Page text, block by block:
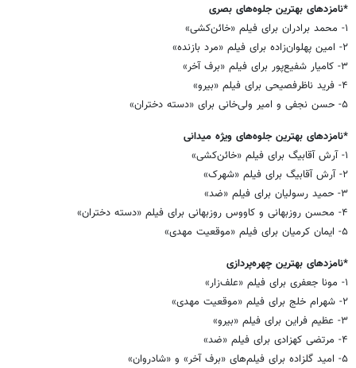
*نامزدهای بهترین جلوه‌های بصری
۱- محمد برادران برای فیلم «خائن‌کشی»
۲- امین پهلوان‌زاده برای فیلم «مرد بازنده»
۳- کامیار شفیع‌پور برای فیلم «برف آخر»
۴- فرید ناظرفصیحی برای فیلم «بیرو»
۵- حسن نجفی و امیر ولی‌خانی برای «دسته دختران»
*نامزدهای بهترین جلوه‌های ویژه میدانی
۱- آرش آقابیگ برای فیلم «خائن‌کشی»
۲- آرش آقابیگ برای فیلم «شهرک»
۳- حمید رسولیان برای فیلم «ضد»
۴- محسن روزبهانی و کاووس روزبهانی برای فیلم «دسته دختران»
۵- ایمان کرمیان برای فیلم «موقعیت مهدی»
*نامزدهای بهترین چهره‌پردازی
۱- مونا جعفری برای فیلم «علف‌زار»
۲- شهرام خلج برای فیلم «موقعیت مهدی»
۳- عظیم فراین برای فیلم «بیرو»
۴- مرتضی کهزادی برای فیلم «ضد»
۵- امید گلزاده برای فیلم‌های «برف آخر» و «شادروان»